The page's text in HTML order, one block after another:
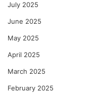
July 2025
June 2025
May 2025
April 2025
March 2025
February 2025